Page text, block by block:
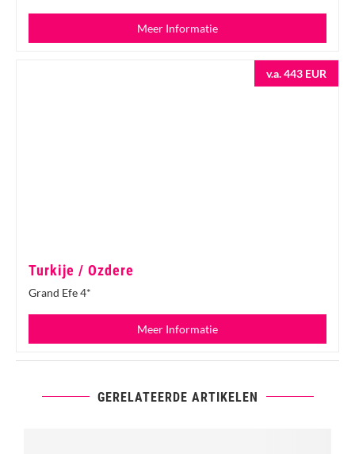
Meer Informatie
v.a. 443 EUR
Turkije / Ozdere
Grand Efe 4*
Meer Informatie
GERELATEERDE ARTIKELEN